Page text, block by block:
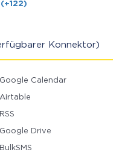
Konnektor)
Google Calendar
Airtable
RSS
Google Drive
BulkSMS